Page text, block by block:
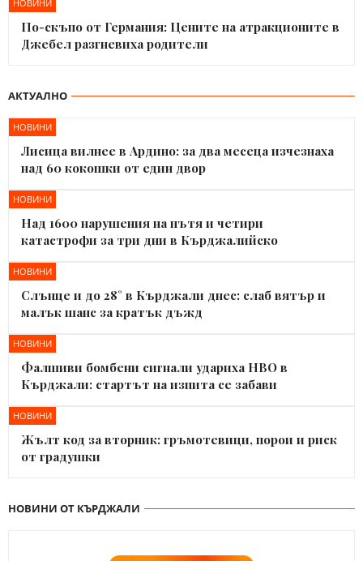
НОВИНИ
По-скъпо от Германия: Цените на атракционите в
Джебел разгневиха родители
АКТУАЛНО
НОВИНИ
Лисица вилнее в Ардино: за два месеца изчезнаха
над 60 кокошки от един двор
НОВИНИ
Над 1600 нарушения на пътя и четири
катастрофи за три дни в Кърджалийско
НОВИНИ
Слънце и до 28° в Кърджали днес: слаб вятър и
малък шанс за кратък дъжд
НОВИНИ
Фалшиви бомбени сигнали удариха НВО в
Кърджали: стартът на изпита се забави
НОВИНИ
Жълт код за вторник: гръмотевици, порои и риск
от градушки
НОВИНИ ОТ КЪРДЖАЛИ